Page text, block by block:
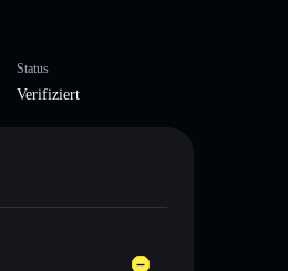
Status
Verifiziert